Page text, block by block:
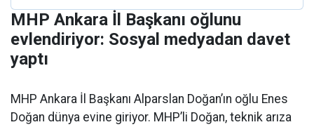
MHP Ankara İl Başkanı oğlunu
evlendiriyor: Sosyal medyadan davet
yaptı
MHP Ankara İl Başkanı Alparslan Doğan’ın oğlu Enes
Doğan dünya evine giriyor. MHP’li Doğan, teknik arıza